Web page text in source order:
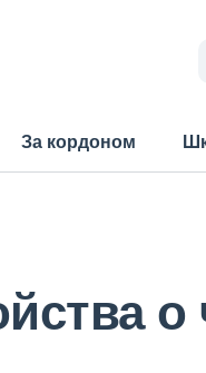
За кордоном